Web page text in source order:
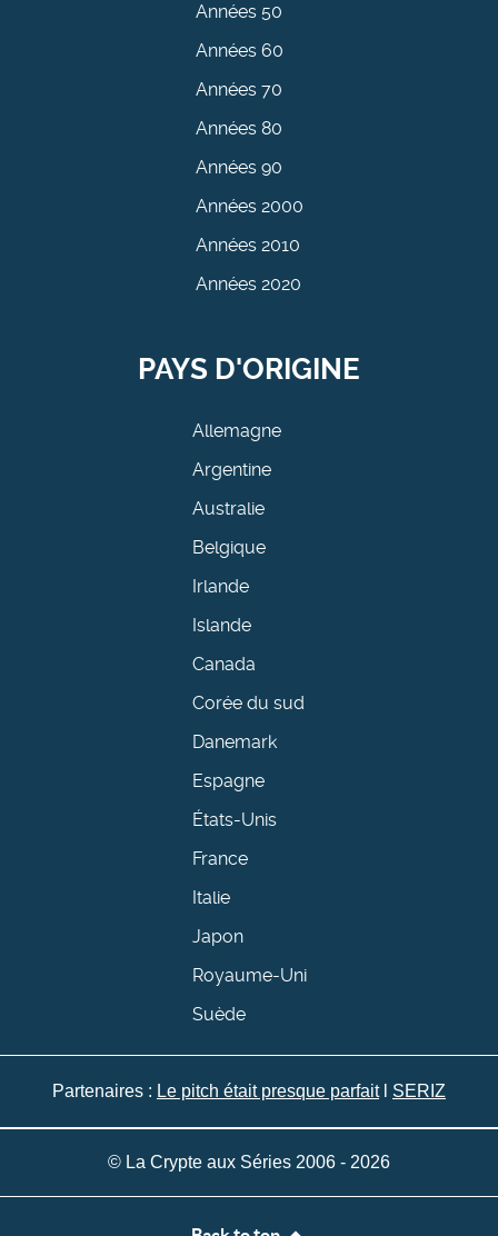
Années 50
Années 60
Années 70
Années 80
Années 90
Années 2000
Années 2010
Années 2020
PAYS D'ORIGINE
Allemagne
Argentine
Australie
Belgique
Irlande
Islande
Canada
Corée du sud
Danemark
Espagne
États-Unis
France
Italie
Japon
Royaume-Uni
Suède
Partenaires : Le pitch était presque parfaitl SERIZ
© La Crypte aux Séries 2006 - 2026